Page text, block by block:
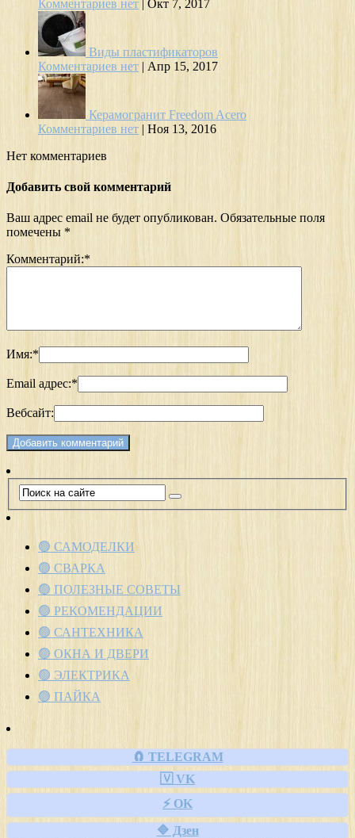
Комментариев нет Окт 7, 2017
Виды пластификаторов
Комментариев нет | Апр 15, 2017
Керамогранит Freedom Acero
Комментариев нет | Ноя 13, 2016
Нет комментариев
Добавить свой комментарий
Ваш адрес email не будет опубликован. Обязательные поля
помечены *
Комментарий:*
Имя:*
Email адрес:*
Вебсайт:
🟢 САМОДЕЛКИ
🟢 СВАРКА
🟢 ПОЛЕЗНЫЕ СОВЕТЫ
🟢 РЕКОМЕНДАЦИИ
🟢 САНТЕХНИКА
🟢 ОКНА И ДВЕРИ
🟢 ЭЛЕКТРИКА
🟢 ПАЙКА
🧲 TELEGRAM
🇻 VK
⚡ OK
🔷 Дзен